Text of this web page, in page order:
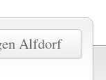
Alfdorf